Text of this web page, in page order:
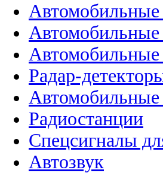
Автомобильные
Автомобильные
Радар-
Автомобильные
Радиостанции
Спецсигналы
Автозвук